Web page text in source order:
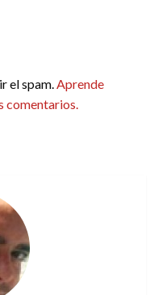
el spam.Aprende
comentarios.